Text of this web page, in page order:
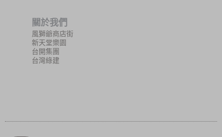
關於我們
風獅爺商店街
新天堂樂園
台開集團
台灣綠建